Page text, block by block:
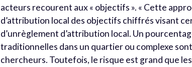
acteurs recourent aux « objectifs ». « Cette
d’attribution local des objectifs chiffrés visant
d’unrèglement d’attribution local. Un
traditionnelles dans un quartier ou complexe
chercheurs. Toutefois, le risque est grand que